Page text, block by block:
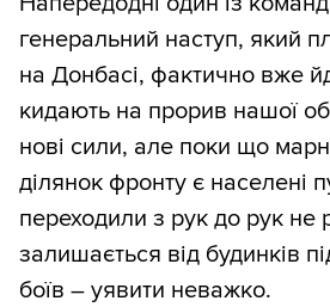
генеральний наступ, який
на Донбасі, фактично вже
кидають на прорив нашої
нові сили, але поки що
ділянок фронту є населені
переходили з рук до рук не
залишається від будинків
боїв – уявити неважко.